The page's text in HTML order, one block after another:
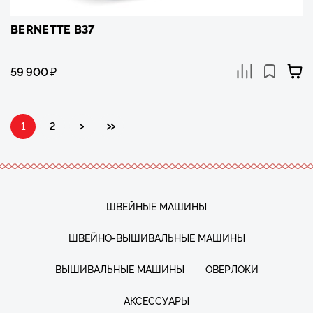
BERNETTE B37
59 900₽
1 2 › »
ШВЕЙНЫЕ МАШИНЫ
ШВЕЙНО-ВЫШИВАЛЬНЫЕ МАШИНЫ
ВЫШИВАЛЬНЫЕ МАШИНЫ ОВЕРЛОКИ
АКСЕССУАРЫ